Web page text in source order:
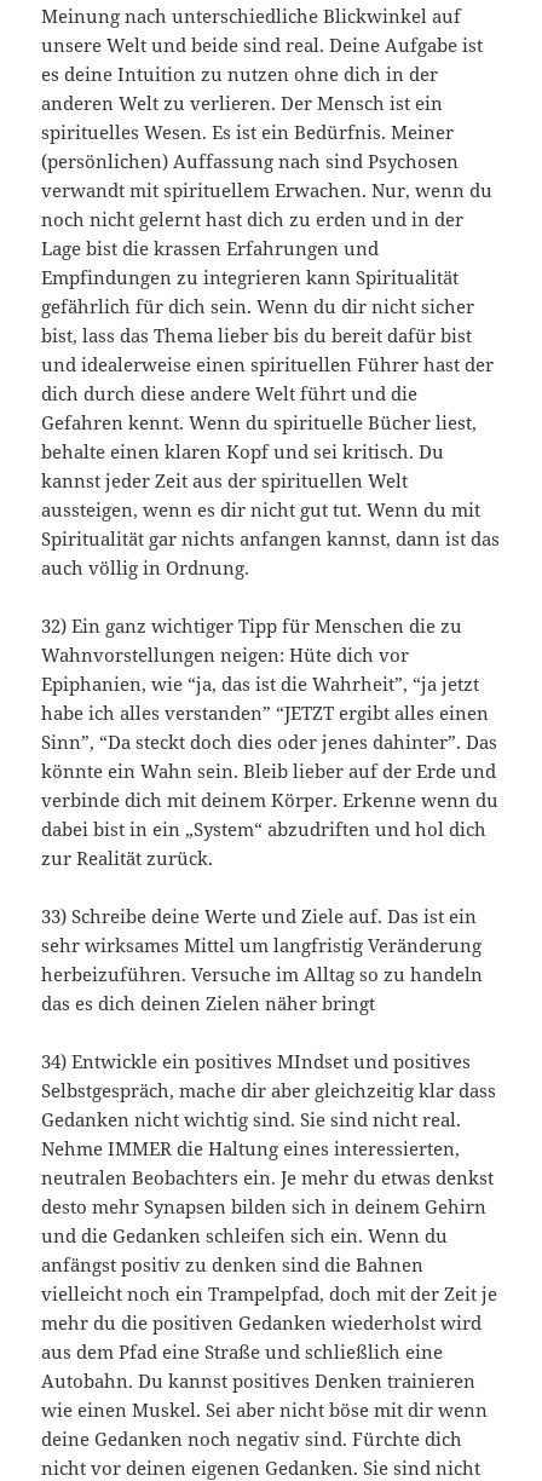
Meinung nach unterschiedliche Blickwinkel auf
unsere Welt und beide sind real. Deine Aufgabe ist
es deine Intuition zu nutzen ohne dich in der
anderen Welt zu verlieren. Der Mensch ist ein
spirituelles Wesen. Es ist ein Bedürfnis. Meiner
(persönlichen) Auffassung nach sind Psychosen
verwandt mit spirituellem Erwachen. Nur, wenn du
noch nicht gelernt hast dich zu erden und in der
Lage bist die krassen Erfahrungen und
Empfindungen zu integrieren kann Spiritualität
gefährlich für dich sein. Wenn du dir nicht sicher
bist, lass das Thema lieber bis du bereit dafür bist
und idealerweise einen spirituellen Führer hast der
dich durch diese andere Welt führt und die
Gefahren kennt. Wenn du spirituelle Bücher liest,
behalte einen klaren Kopf und sei kritisch. Du
kannst jeder Zeit aus der spirituellen Welt
aussteigen, wenn es dir nicht gut tut. Wenn du mit
Spiritualität gar nichts anfangen kannst, dann ist das
auch völlig in Ordnung.
32) Ein ganz wichtiger Tipp für Menschen die zu
Wahnvorstellungen neigen: Hüte dich vor
Epiphanien, wie “ja, das ist die Wahrheit”, “ja jetzt
habe ich alles verstanden” “JETZT ergibt alles einen
Sinn”, “Da steckt doch dies oder jenes dahinter”. Das
könnte ein Wahn sein. Bleib lieber auf der Erde und
verbinde dich mit deinem Körper. Erkenne wenn du
dabei bist in ein „System“ abzudriften und hol dich
zur Realität zurück.
33) Schreibe deine Werte und Ziele auf. Das ist ein
sehr wirksames Mittel um langfristig Veränderung
herbeizuführen. Versuche im Alltag so zu handeln
das es dich deinen Zielen näher bringt
34) Entwickle ein positives MIndset und positives
Selbstgespräch, mache dir aber gleichzeitig klar dass
Gedanken nicht wichtig sind. Sie sind nicht real.
Nehme IMMER die Haltung eines interessierten,
neutralen Beobachters ein. Je mehr du etwas denkst
desto mehr Synapsen bilden sich in deinem Gehirn
und die Gedanken schleifen sich ein. Wenn du
anfängst positiv zu denken sind die Bahnen
vielleicht noch ein Trampelpfad, doch mit der Zeit je
mehr du die positiven Gedanken wiederholst wird
aus dem Pfad eine Straße und schließlich eine
Autobahn. Du kannst positives Denken trainieren
wie einen Muskel. Sei aber nicht böse mit dir wenn
deine Gedanken noch negativ sind. Fürchte dich
nicht vor deinen eigenen Gedanken. Sie sind nicht